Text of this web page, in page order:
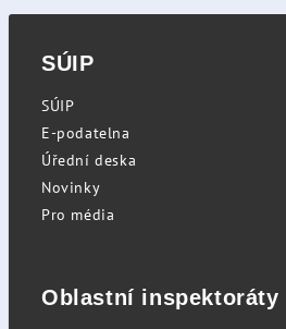
SÚIP
SÚIP
E-podatelna
Úřední deska
Novinky
Pro média
Oblastní inspektoráty